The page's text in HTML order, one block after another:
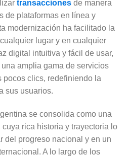
transacciones de manera
de plataformas en línea y
modernización ha facilitado la
lugar y en cualquier
digital intuitiva y fácil de usar,
amplia gama de servicios
clics, redefiniendo la
sus usuarios.
se consolida como una
rica historia y trayectoria lo
del progreso nacional y en un
A lo largo de los